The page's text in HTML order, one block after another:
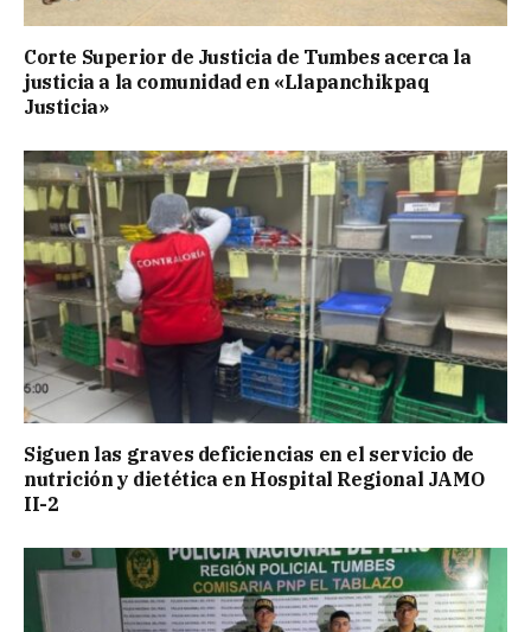
Corte Superior de Justicia de Tumbes acerca la
justicia a la comunidad en «Llapanchikpaq
Justicia»
Siguen las graves deficiencias en el servicio de
nutrición y dietética en Hospital Regional JAMO
II-2